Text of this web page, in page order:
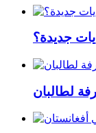
جديدة؟
لطالبان